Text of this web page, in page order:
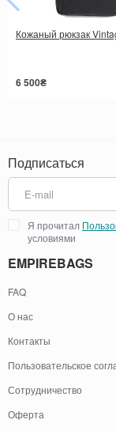
Кожаный рюкзак
6 500₴
Подписаться
Я прочитал
условиями
EMPIREBAGS
FAQ
О нас
Контакты
Пользовательское
Сотрудничество
Оферта